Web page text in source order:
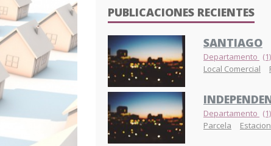
PUBLICACIONES RECIENTES
SANTIAGO
Departamento (1)
Local Comercial
Departamento (1)
Parcela